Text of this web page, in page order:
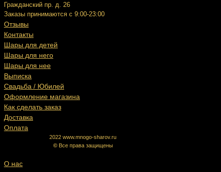
Гражданский пр. д. 26
Заказы принимаются с 9:00-23:00
Отзывы
Контакты
Шары для детей
Шары для него
Шары для нее
Выписка
Свадьба / Юбилей
Оформление магазина
Как сделать заказ
Доставка
Оплата
2022 www.mnogo-sharov.ru
© Все права защищены
О нас